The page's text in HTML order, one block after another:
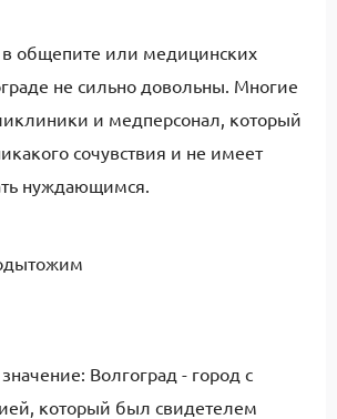
в общепите или медицинских
не сильно довольны. Многие
и медперсонал, который
сочувствия и не имеет
нуждающимся.
Волгоград - город с
который был свидетелем